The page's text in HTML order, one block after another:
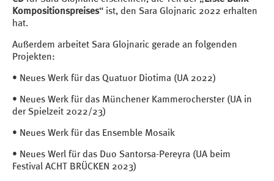
Kompositionspreises“ ist, den Sara Glojnaric 2022 erhalten
hat.
Außerdem arbeitet Sara Glojnaric gerade an folgenden
Projekten:
• Neues Werk für das Quatuor Diotima (UA 2022)
• Neues Werk für das Münchener Kammerocherster (UA in
der Spielzeit 2022/23)
• Neues Werk für das Ensemble Mosaik
• Neues Werl für das Duo Santorsa-Pereyra (UA beim
Festival ACHT BRÜCKEN 2023)